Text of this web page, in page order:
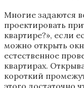
Многие задаются
проектировать
квартире?», если
можно открыть
естественное
квартирах.
короткий
этого достаточно